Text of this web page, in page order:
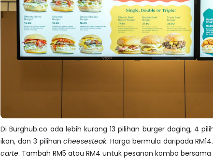
Di Burghub.co ada lebih kurang 13 pilihan burger daging, 4
ikan, dan 3 pilihancheesesteak. Harga bermula daripada
carte. Tambah RM5 atau RM4 untuk pesanan kombo